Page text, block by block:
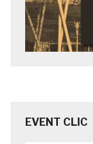
EVENT CLIC